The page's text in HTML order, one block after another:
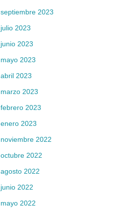
septiembre 2023
julio 2023
junio 2023
mayo 2023
abril 2023
marzo 2023
febrero 2023
enero 2023
noviembre 2022
octubre 2022
agosto 2022
junio 2022
mayo 2022